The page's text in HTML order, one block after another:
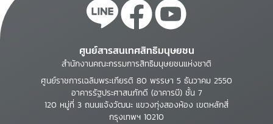
ศูนย์สารสนเทศสิทธิมนุษยชน
สำนักงานคณะกรรมการสิทธิมนุษยชนแห่งชาติ
ศูนย์ราชการเฉลิมพระเกียรติ 80 พรรษา 5 ธันวาคม 2550
อาคารรัฐประศาสนภักดี (อาคารบี) ชั้น 7
120 หมู่ที่ 3 ถนนแจ้งวัฒนะ แขวงทุ่งสองห้อง เขตหลักสี่
กรุงเทพฯ 10210